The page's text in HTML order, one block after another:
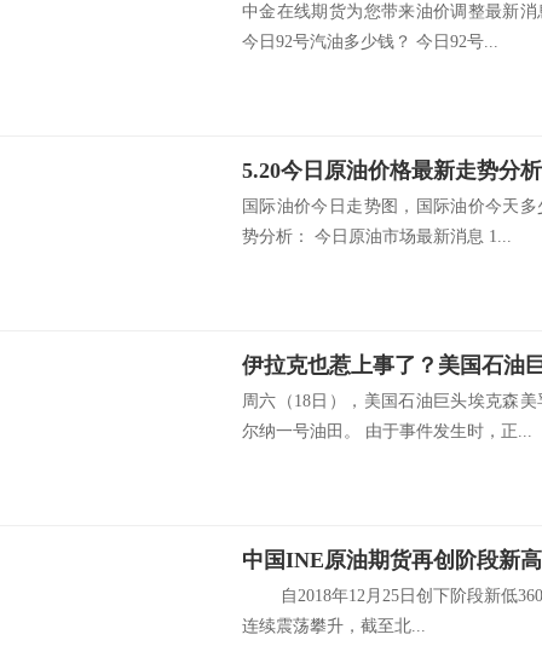
中金在线期货为您带来油价调整最新
今日92号汽油多少钱？ 今日92号...
5.20今日原油价格最新走势分
国际油价今日走势图，国际油价今天
势分析： 今日原油市场最新消息 1...
周六（18日），美国石油巨头埃克森
尔纳一号油田。 由于事件发生时，正...
自2018年12月25日创下阶段新低
连续震荡攀升，截至北...